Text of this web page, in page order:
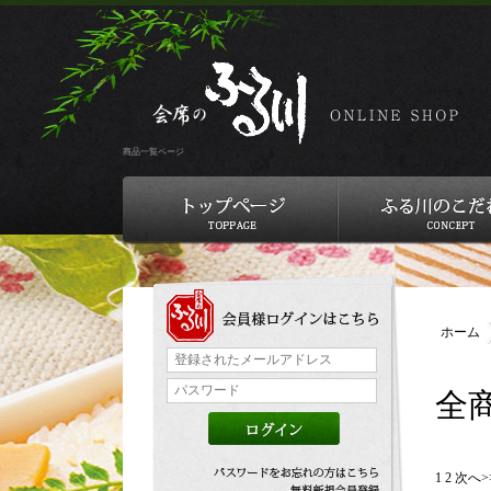
商品一覧ページ
ホーム
全
1 2 次へ